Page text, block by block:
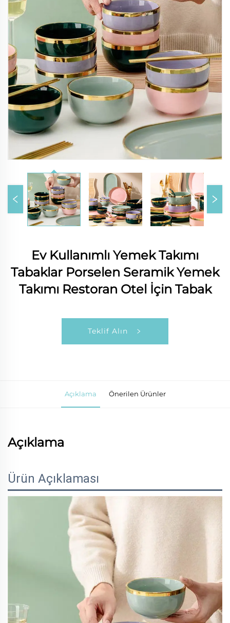
Ev Kullanımlı Yemek Takımı
Tabaklar Porselen Seramik Yemek
Takımı Restoran Otel İçin Tabak
Teklif Alın
Açıklama Önerilen Ürünler
Açıklama
Ürün Açıklaması